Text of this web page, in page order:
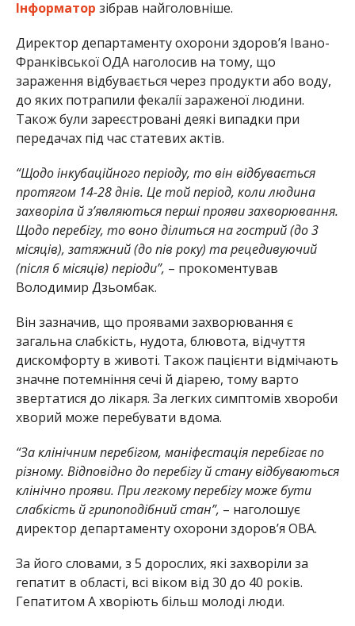
Інформатор зібрав найголовніше.
Директор департаменту охорони здоров’я Івано-
Франківської ОДА наголосив на тому, що
зараження відбувається через продукти або воду,
до яких потрапили фекалії зараженої людини.
Також були зареєстровані деякі випадки при
передачах під час статевих актів.
“Щодо інкубаційного періоду, то він відбувається
протягом 14-28 днів. Це той період, коли людина
захворіла й з’являються перші прояви захворювання.
Щодо перебігу, то воно ділиться на гострий (до 3
місяців), затяжний (до пів року) та рецедивуючий
(після 6 місяців) періоди”, – прокоментував
Володимир Дзьомбак.
Він зазначив, що проявами захворювання є
загальна слабкість, нудота, блювота, відчуття
дискомфорту в животі. Також пацієнти відмічають
значне потемніння сечі й діарею, тому варто
звертатися до лікаря. За легких симптомів хвороби
хворий може перебувати вдома.
“За клінічним перебігом, маніфестація перебігає по
різному. Відповідно до перебігу й стану відбуваються
клінічно прояви. При легкому перебігу може бути
слабкість й грипоподібний стан”, – наголошує
директор департаменту охорони здоров’я ОВА.
За його словами, з 5 дорослих, які захворіли за
гепатит в області, всі віком від 30 до 40 років.
Гепатитом А хворіють більш молоді люди.